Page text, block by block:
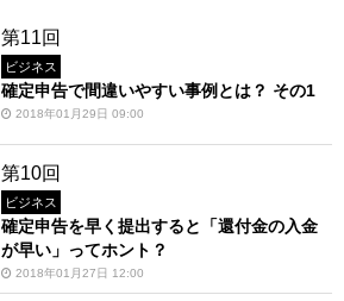
第11回
ビジネス
確定申告で間違いやすい事例とは？ その1
2018年01月29日 09:00
第10回
ビジネス
確定申告を早く提出すると「還付金の入金
が早い」ってホント？
2018年01月27日 12:00